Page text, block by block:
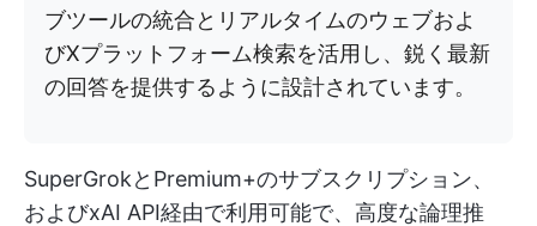
ブツールの統合とリアルタイムのウェブおよ
びXプラットフォーム検索を活用し、鋭く最新
の回答を提供するように設計されています。
SuperGrokとPremium+のサブスクリプション、
およびxAI API経由で利用可能で、高度な論理推